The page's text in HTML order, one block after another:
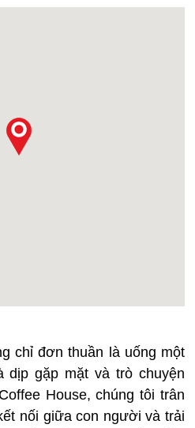
chỉ đơn thuần là uống một
dịp gặp mặt và trò chuyện
House, chúng tôi trân
nối giữa con người và trải